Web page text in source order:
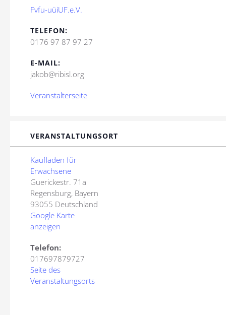
Fvfu-uüiUF.e.V.
TELEFON:
0176 97 87 97 27
E-MAIL:
jakob@ribisl.org
Veranstalterseite
VERANSTALTUNGSORT
Kaufladen für
Erwachsene
Guerickestr. 71a
Regensburg, Bayern
93055 Deutschland
Google Karte
anzeigen
Telefon:
017697879727
Seite des
Veranstaltungsorts